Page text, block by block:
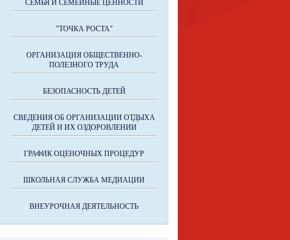
СЕМЬЯ И СЕМЕЙНЫЕ ЦЕННОСТИ
"ТОЧКА РОСТА"
ОРГАНИЗАЦИЯ ОБЩЕСТВЕННО-
ПОЛЕЗНОГО ТРУДА
БЕЗОПАСНОСТЬ ДЕТЕЙ
СВЕДЕНИЯ ОБ ОРГАНИЗАЦИИ ОТДЫХА
ДЕТЕЙ И ИХ ОЗДОРОВЛЕНИИ
ГРАФИК ОЦЕНОЧНЫХ ПРОЦЕДУР
ШКОЛЬНАЯ СЛУЖБА МЕДИАЦИИ
ВНЕУРОЧНАЯ ДЕЯТЕЛЬНОСТЬ